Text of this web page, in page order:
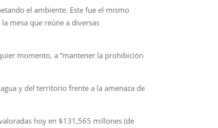
el ambiente. Este fue el mismo
mesa que reúne a diversas
momento, a “mantener la prohibición
y del territorio frente a la amenaza de
hoy en $131,565 millones (de